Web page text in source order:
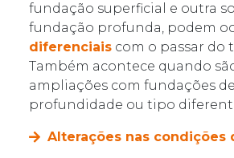
fundação superficial e outra
fundação profunda, podem
diferenciais com o passar do
Também acontece quando
ampliações com fundações de
profundidade ou tipo
Alterações nas condições